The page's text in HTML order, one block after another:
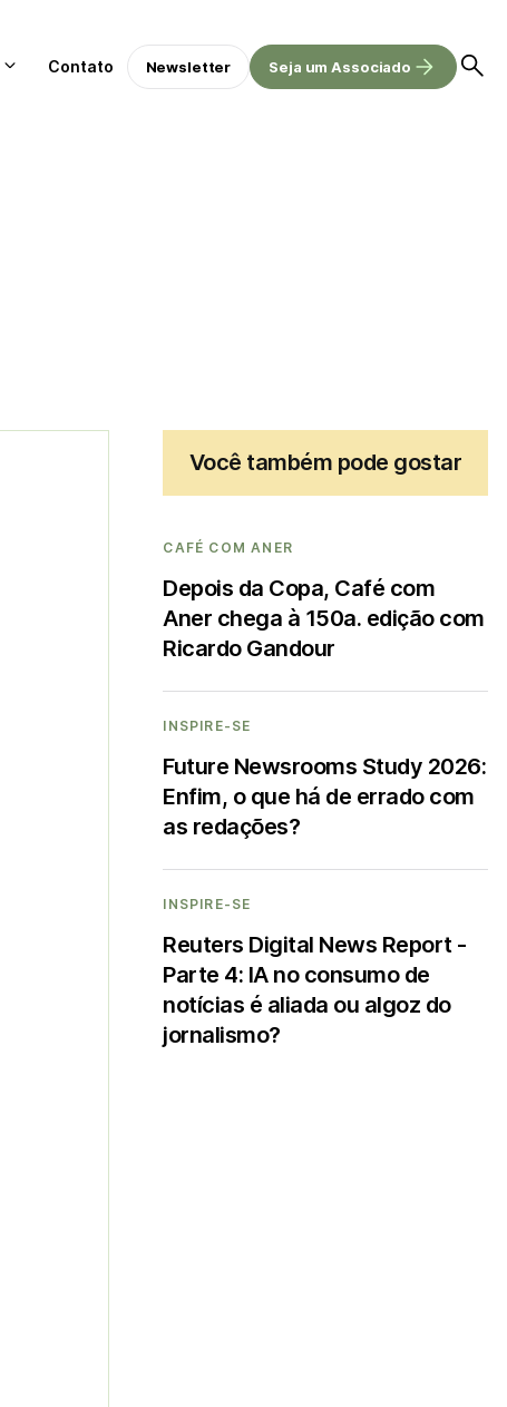
Contato Newsletter Seja um Associado
Você também pode gostar
CAFÉ COM ANER
Depois da Copa, Café com
Aner chega à 150a. edição com
Ricardo Gandour
INSPIRE-SE
Future Newsrooms Study 2026:
Enfim, o que há de errado com
as redações?
INSPIRE-SE
Reuters Digital News Report -
Parte 4: IA no consumo de
notícias é aliada ou algoz do
jornalismo?